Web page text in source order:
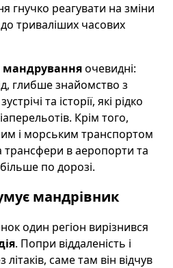
гнучко реагувати на зміни
триваліших часових
мандруванняочевидні:
глибше знайомство з
та історії, які рідко
Крім того,
і морським транспортом
в аеропорти та
по дорозі.
мандрівник
один регіон вирізнився
. Попри віддаленість і
літаків, саме там він відчув